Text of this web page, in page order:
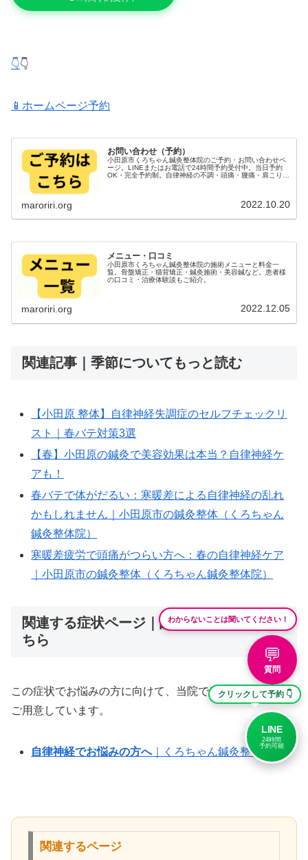
👇👇
📱ホームページ予約
お問い合わせ（予約）
小田原市くろちゃん鍼灸整体院のご予約・お問い合わせペ
ージ。LINEまたはお電話で24時間予約受付中。当日予約
OK・完全予約制。自律神経の不調・頭痛・腰痛・肩こりで
maroriri.org 2022.10.20
メニュー・口コミ
小田原市くろちゃん鍼灸整体院の施術メニューと料金一
覧。骨盤矯正・猫背矯正・鍼灸施術・美容鍼など。患者様
の口コミ・治療体験談もご紹介。
maroriri.org 2022.12.05
関連記事｜季節についてもっと読む
【小田原 整体】自律神経失調症のセルフチェックリ
スト｜春バテ対策3選
【春】小田原の鍼灸で美容効果は本当？自律神経ケ
アも！
春バテで体がだるい：寒暖差による自律神経の乱れ
かもしれません｜小田原市の鍼灸整体（くろちゃん
鍼灸整体院）
寒暖差疲労で頭痛がつらい方へ：春の自律神経ケア
｜小田原市の鍼灸整体（くろちゃん鍼灸整体院）
関連する症状ページ｜詳しい施術内容はこ
ちら
この症状でお悩みの方に向けて、当院では専門のページも
ご用意しています。
自律神経でお悩みの方へ｜くろちゃん鍼灸整体院
関連するページ
わからないことは聞いてください！
💬
質問
クリックして予約 👇
LINE
24時間
予約可能